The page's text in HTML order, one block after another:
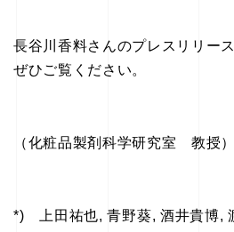
長谷川香料さんのプレスリリー
ぜひご覧ください。
（化粧品製剤科学研究室 教授）
*) 上田祐也, 青野葵, 酒井貴博,